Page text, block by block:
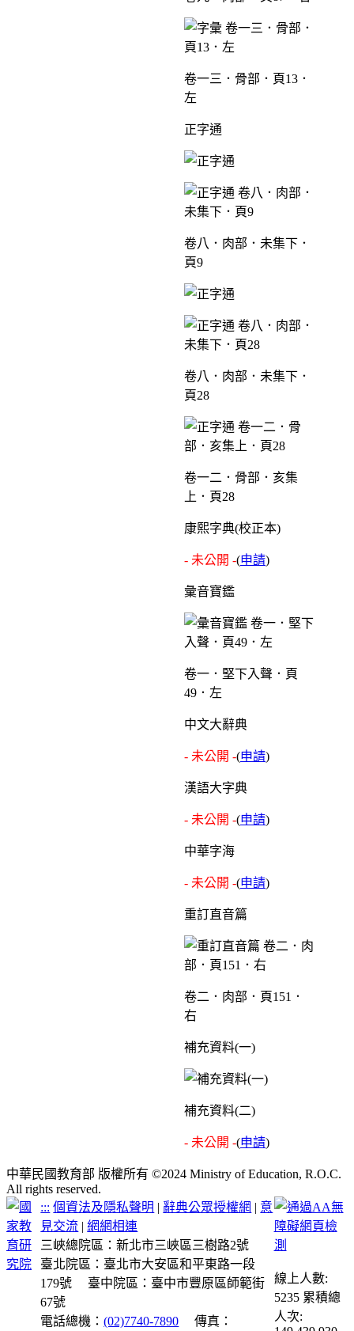
卷一三．骨部．頁13．
左
正字通
卷八．肉部．未集下．
頁9
卷八．肉部．未集下．
頁28
卷一二．骨部．亥集
上．頁28
康熙字典(校正本)
- 未公開 -(申請)
彙音寶鑑
卷一．堅下入聲．頁
49．左
中文大辭典
- 未公開 -(申請)
漢語大字典
- 未公開 -(申請)
中華字海
- 未公開 -(申請)
重訂直音篇
卷二．肉部．頁151．
右
補充資料(一)
補充資料(二)
- 未公開 -(申請)
中華民國教育部 版權所有 ©2024 Ministry of Education, R.O.C.
All rights reserved.
::: 個資法及隱私聲明 | 辭典公眾授權網 | 意
見交流 |網網相連
三峽總院區：新北市三峽區三樹路2號
臺北院區：臺北市大安區和平東路一段
179號
臺中院區：臺中市豐原區師範街
67號
電話總機：(02)7740-7890 傳真：
線上人數:
5235 累積總
人次: